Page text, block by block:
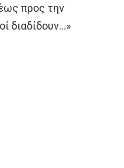
προς την
διαδίδουν…»